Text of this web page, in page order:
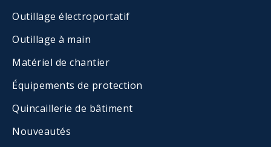
Outillage électroportatif
Outillage à main
Matériel de chantier
Équipements de protection
Quincaillerie de bâtiment
Nouveautés